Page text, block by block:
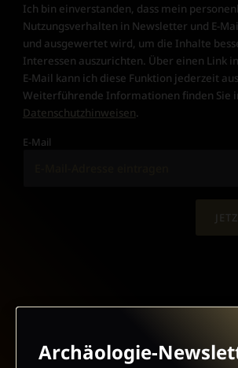
Ich bin einverstanden, dass mein
Nutzungsverhalten in Newsletter und E-
und ausgewertet wird, um die Inhalte
Interessen auszurichten. Über einen Link
E-Mail kann ich diese Funktion jederzeit
Weiterführende Informationen finden Sie
Datenschutzhinweisen.
E-Mail
AGB UND WIDERRUFSBELEHRUNG
Archäologie-